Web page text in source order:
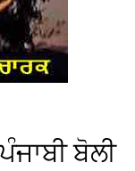
ਬੋਲੀ